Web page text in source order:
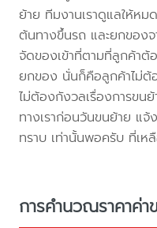
ย้าย ทีมงานเราดูแลให้หม
ต้นทางขึ้นรถ และยกของ
จัดของเข้าที่ตามที่ลูกค้าต้
ยกของ นั่นก็คือลูกค้าไม่ต้
ไม่ต้องกังวลเรื่องการขน
ทางเราก่อนวันขนย้าย แจ้
ทราบ เท่านั้นพอครับ ที่เห
การคำนวณราคาค่